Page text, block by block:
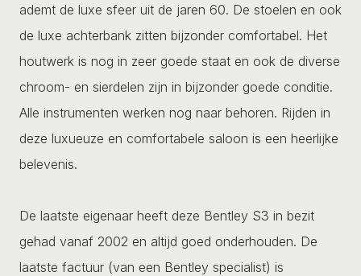
ademt de luxe sfeer uit de jaren 60. De stoelen en ook
de luxe achterbank zitten bijzonder comfortabel. Het
houtwerk is nog in zeer goede staat en ook de diverse
chroom- en sierdelen zijn in bijzonder goede conditie.
Alle instrumenten werken nog naar behoren. Rijden in
deze luxueuze en comfortabele saloon is een heerlijke
belevenis.
De laatste eigenaar heeft deze Bentley S3 in bezit
gehad vanaf 2002 en altijd goed onderhouden. De
laatste factuur (van een Bentley specialist) is